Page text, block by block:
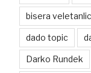
bisera veletanlic
dado topic
Darko Rundek